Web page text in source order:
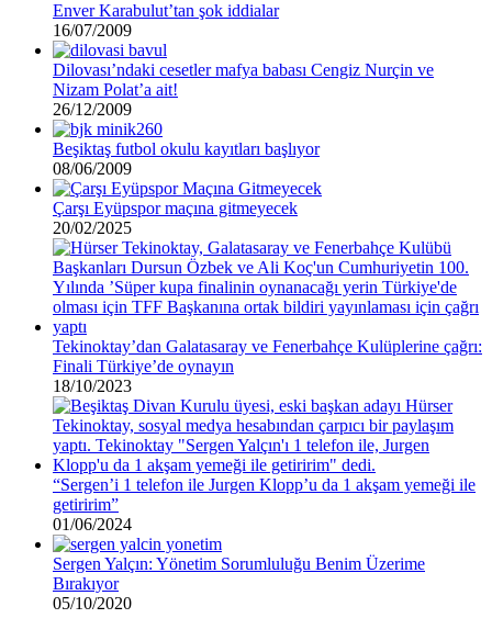
Enver Karabulut’tan şok iddialar
16/07/2009
Dilovası’ndaki cesetler mafya babası Cengiz Nurçin ve
Nizam Polat’a ait!
26/12/2009
Beşiktaş futbol okulu kayıtları başlıyor
08/06/2009
Çarşı Eyüpspor maçına gitmeyecek
20/02/2025
Tekinoktay’dan Galatasaray ve Fenerbahçe Kulüplerine çağrı:
Finali Türkiye’de oynayın
18/10/2023
“Sergen’i 1 telefon ile Jurgen Klopp’u da 1 akşam yemeği ile
getiririm”
01/06/2024
Sergen Yalçın: Yönetim Sorumluluğu Benim Üzerime
Bırakıyor
05/10/2020